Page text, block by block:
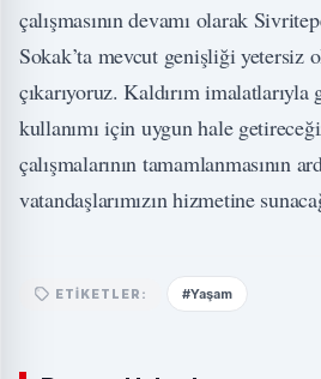
çalışmasının devamı olarak
Sokak’ta mevcut genişliği yetersiz
çıkarıyoruz. Kaldırım imalatlarıyla
kullanımı için uygun hale
çalışmalarının tamamlanmasının
vatandaşlarımızın hizmetine
ETIKETLER: #Yaşam